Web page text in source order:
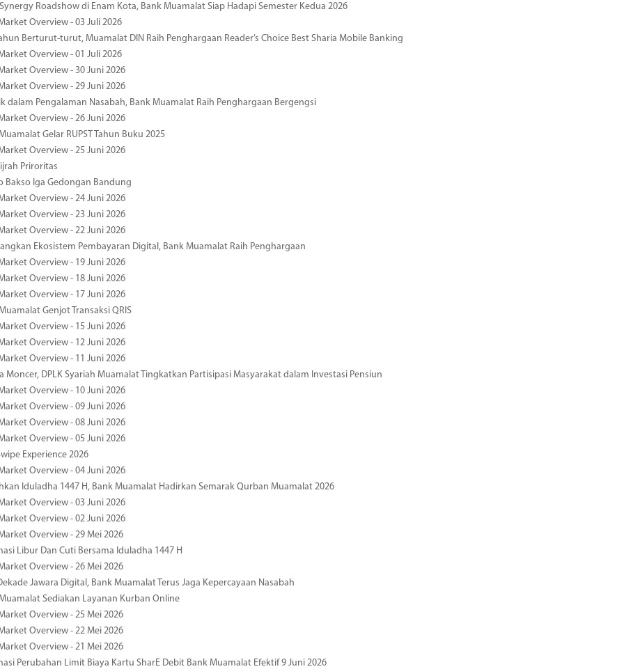
Roadshow di Enam Kota, Bank Muamalat Siap Hadapi Semester Kedua 2026
Overview - 03 Juli 2026
Berturut-turut, Muamalat DIN Raih Penghargaan Reader’s Choice Best Sharia Mobile Banking
Overview - 01 Juli 2026
Overview - 30 Juni 2026
Overview - 29 Juni 2026
dalam Pengalaman Nasabah, Bank Muamalat Raih Penghargaan Bergengsi
Overview - 26 Juni 2026
Gelar RUPST Tahun Buku 2025
Overview - 25 Juni 2026
Priroritas
Bakso Iga Gedongan Bandung
Overview - 24 Juni 2026
Overview - 23 Juni 2026
Overview - 22 Juni 2026
Ekosistem Pembayaran Digital, Bank Muamalat Raih Penghargaan
Overview - 19 Juni 2026
Overview - 18 Juni 2026
Overview - 17 Juni 2026
Genjot Transaksi QRIS
Overview - 15 Juni 2026
Overview - 12 Juni 2026
Overview - 11 Juni 2026
Moncer, DPLK Syariah Muamalat Tingkatkan Partisipasi Masyarakat dalam Investasi Pensiun
Overview - 10 Juni 2026
Overview - 09 Juni 2026
Overview - 08 Juni 2026
Overview - 05 Juni 2026
Experience 2026
Overview - 04 Juni 2026
Iduladha 1447 H, Bank Muamalat Hadirkan Semarak Qurban Muamalat 2026
Overview - 03 Juni 2026
Overview - 02 Juni 2026
Overview - 29 Mei 2026
Libur Dan Cuti Bersama Iduladha 1447 H
Overview - 26 Mei 2026
Jawara Digital, Bank Muamalat Terus Jaga Kepercayaan Nasabah
Sediakan Layanan Kurban Online
Overview - 25 Mei 2026
Overview - 22 Mei 2026
Overview - 21 Mei 2026
Perubahan Limit Biaya Kartu SharE Debit Bank Muamalat Efektif 9 Juni 2026